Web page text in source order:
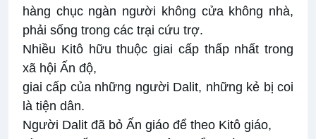
hàng chục ngàn người không cửa không nhà,
phải sống trong các trại cứu trợ.
Nhiều Kitô hữu thuộc giai cấp thấp nhất trong
xã hội Ấn độ,
giai cấp của những người Dalit, những kẻ bị coi
là tiện dân.
Người Dalit đã bỏ Ấn giáo để theo Kitô giáo,